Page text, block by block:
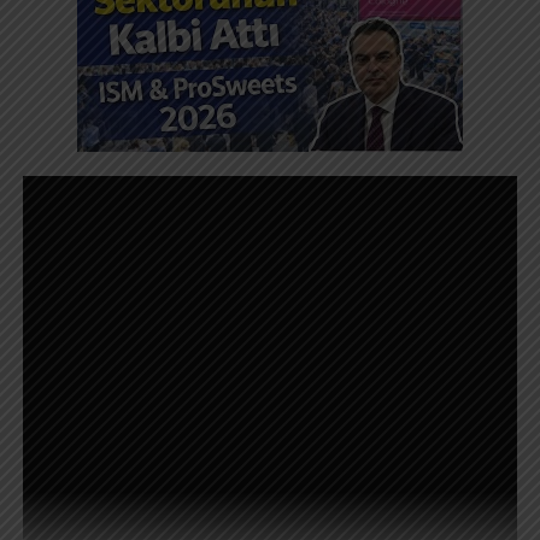
https://shop.umutyilmazkececi.com/
Amazon Almanya’da: https://amzn.eu/d/eylyOIe
English:
Feel the warmth of winter evenings… This fireplace
video was made for those seeking peace and relaxation.
My new book “Bir Bavul Bir Umut” is now available!